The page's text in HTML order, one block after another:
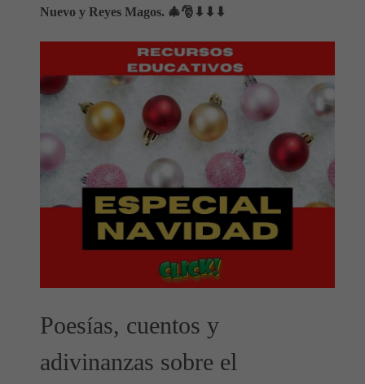
Nuevo y Reyes Magos. 🎄🎅⬇⬇⬇
Poesías, cuentos y
adivinanzas sobre el